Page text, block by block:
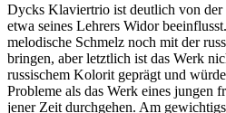
Dycks Klaviertrio ist deutlich von der
etwa seines Lehrers Widor
melodische Schmelz noch mit der
bringen, aber letztlich ist das Werk
russischem Kolorit geprägt und
Probleme als das Werk eines jungen
jener Zeit durchgehen. Am